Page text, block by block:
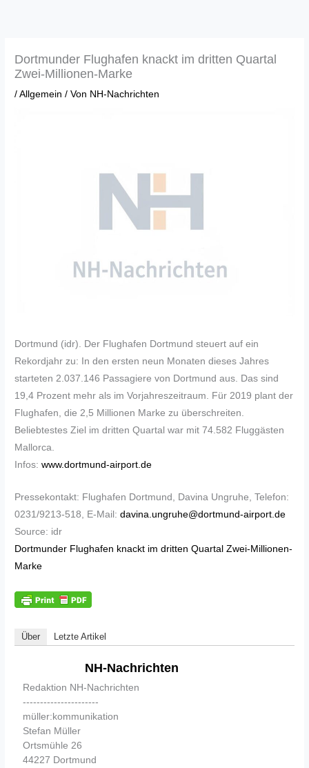
Dortmunder Flughafen knackt im dritten Quartal
Zwei-Millionen-Marke
/Allgemein / Von NH-Nachrichten
Dortmund (idr). Der Flughafen Dortmund steuert auf ein
Rekordjahr zu: In den ersten neun Monaten dieses Jahres
starteten 2.037.146 Passagiere von Dortmund aus. Das sind
19,4 Prozent mehr als im Vorjahreszeitraum. Für 2019 plant der
Flughafen, die 2,5 Millionen Marke zu überschreiten.
Beliebtestes Ziel im dritten Quartal war mit 74.582 Fluggästen
Mallorca.
Infos:www.dortmund-airport.de
Pressekontakt: Flughafen Dortmund, Davina Ungruhe, Telefon:
0231/9213-518, E-Mail:davina.ungruhe@dortmund-airport.de
Source: idr
Dortmunder Flughafen knackt im dritten Quartal Zwei-Millionen-
Marke
Über Letzte Artikel
NH-Nachrichten
Redaktion NH-Nachrichten
----------------------
müller:kommunikation
Stefan Müller
Ortsmühle 26
44227 Dortmund